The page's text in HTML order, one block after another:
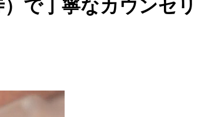
で丁寧なカウンセリ